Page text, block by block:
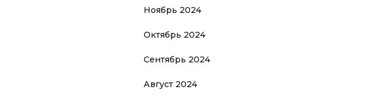
Ноябрь 2024
Октябрь 2024
Сентябрь 2024
Август 2024